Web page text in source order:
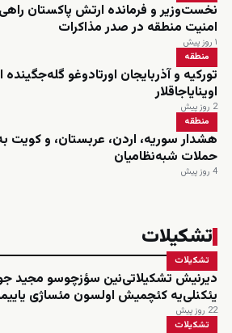
نخست‌وزیر و فرمانده ارتش پاکستان
امنیت منطقه در صدر مذاکرات
۱ روز پیش
منطقه
تورکیه و آذربایجان اورتادوغو
اوینایاجاقلار
2 روز پیش
منطقه
هشدار سوریه، اردن، عربستان، و کویت
حملات شبه‌نظامیان
4 روز پیش
تشکیلات
تشکیلات
دیرنیش تشکیلاتی‌نین سؤزچوسو مجید
یئکنلی‌یه کئچمیش اولسون مئساژی
22 روز پیش
تشکیلات